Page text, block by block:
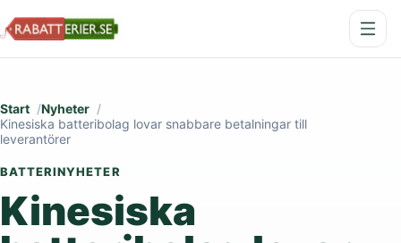
Start
Nyheter
Kinesiska batteribolag lovar snabbare betalningar till
leverantörer
BATTERINYHETER
Kinesiska